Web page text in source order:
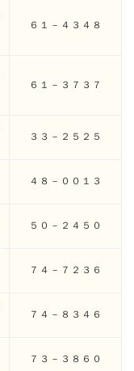
６１－４３４８
６１－３７３７
３３－２５２５
４８－００１３
５０－２４５０
７４－７２３６
７４－８３４６
７３－３８６０